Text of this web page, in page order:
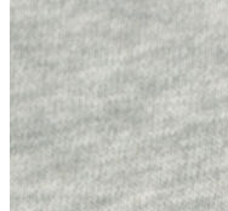
Eşofman Altı
Şort
Yelek
Yağmurluk
Erkek
Ceket
Kaban
Kazak
Pantolon